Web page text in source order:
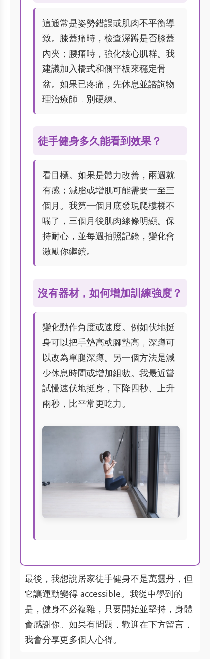
這通常是姿勢錯誤或肌肉不平衡導
致。膝蓋痛時，檢查深蹲是否膝蓋
內夾；腰痛時，強化核心肌群。我
建議加入橋式和側平板來穩定骨
盆。如果已疼痛，先休息並諮詢物
理治療師，別硬練。
徒手健身多久能看到效果？
看目標。如果是體力改善，兩週就
有感；減脂或增肌可能需要一至三
個月。我第一個月底發現爬樓梯不
喘了，三個月後肌肉線條明顯。保
持耐心，並每週拍照記錄，變化會
激勵你繼續。
沒有器材，如何增加訓練強度？
變化動作角度或速度。例如伏地挺
身可以把手墊高或腳墊高，深蹲可
以改為單腿深蹲。另一個方法是減
少休息時間或增加組數。我最近嘗
試慢速伏地挺身，下降四秒、上升
兩秒，比平常更吃力。
最後，我想說居家徒手健身不是萬靈丹，但
它讓運動變得 accessible。我從中學到的
是，健身不必複雜，只要開始並堅持，身體
會感謝你。如果有問題，歡迎在下方留言，
我會分享更多個人心得。